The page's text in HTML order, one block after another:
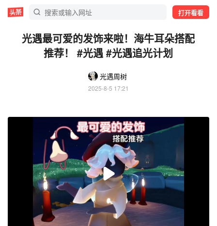
打开看看
光遇最可爱的发饰来啦！海牛耳朵搭配
推荐！ #光遇 #光遇追光计划
光遇周树
2025-8-5 17:21